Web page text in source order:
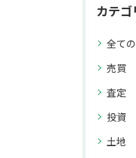
カテゴ
全て
売買
査定
投資
土地